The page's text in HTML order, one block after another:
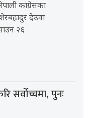
कांग्रेसका
देउवा
२६
सर्वोच्चमा, पुनः